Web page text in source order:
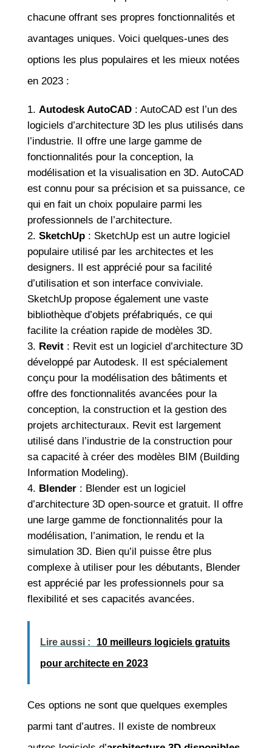
chacune offrant ses propres fonctionnalités et
avantages uniques. Voici quelques-unes des
options les plus populaires et les mieux notées
en 2023 :
Autodesk AutoCAD: AutoCAD est l’un des
logiciels d’architecture 3D les plus utilisés dans
l’industrie. Il offre une large gamme de
fonctionnalités pour la conception, la
modélisation et la visualisation en 3D. AutoCAD
est connu pour sa précision et sa puissance, ce
qui en fait un choix populaire parmi les
professionnels de l’architecture.
SketchUp: SketchUp est un autre logiciel
populaire utilisé par les architectes et les
designers. Il est apprécié pour sa facilité
d’utilisation et son interface conviviale.
SketchUp propose également une vaste
bibliothèque d’objets préfabriqués, ce qui
facilite la création rapide de modèles 3D.
Revit: Revit est un logiciel d’architecture 3D
développé par Autodesk. Il est spécialement
conçu pour la modélisation des bâtiments et
offre des fonctionnalités avancées pour la
conception, la construction et la gestion des
projets architecturaux. Revit est largement
utilisé dans l’industrie de la construction pour
sa capacité à créer des modèles BIM (Building
Information Modeling).
Blender: Blender est un logiciel
d’architecture 3D open-source et gratuit. Il offre
une large gamme de fonctionnalités pour la
modélisation, l’animation, le rendu et la
simulation 3D. Bien qu’il puisse être plus
complexe à utiliser pour les débutants, Blender
est apprécié par les professionnels pour sa
flexibilité et ses capacités avancées.
Lire aussi : 10 meilleurs logiciels gratuits
pour architecte en 2023
Ces options ne sont que quelques exemples
parmi tant d’autres. Il existe de nombreux